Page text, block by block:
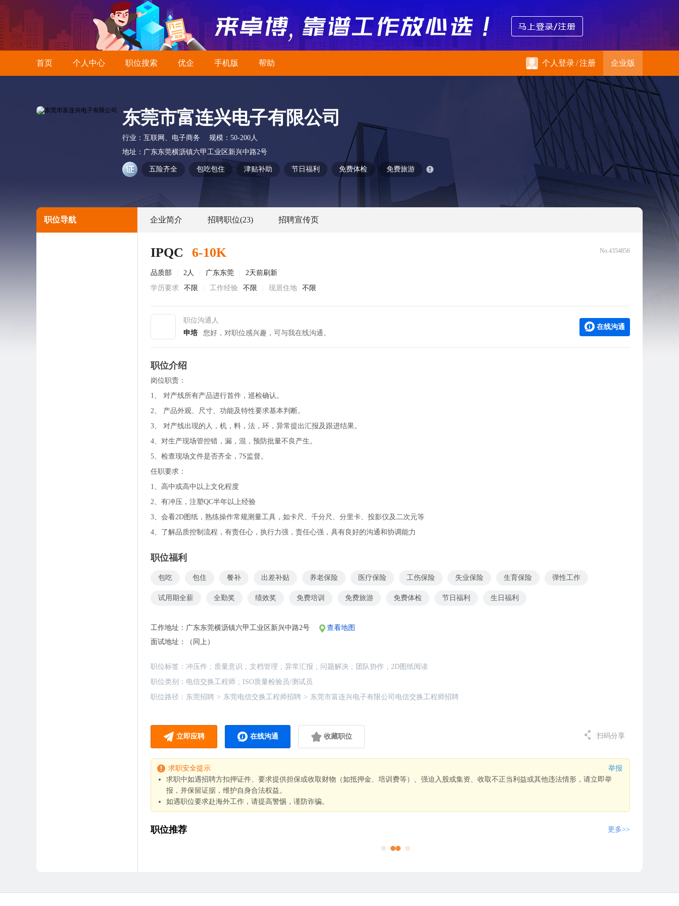
首页 个人中心 职位搜索 优企 手机版 帮助 个人登录/注册 企业版
东莞市富连兴电子有限公司
行业： 互联网、电子商务 规模： 50-200人
地址： 广东东莞横沥镇六甲工业区新兴中路2号
五险齐全 包吃包住 津贴补助 节日福利 免费体检 免费旅游
职位导航 企业简介 招聘职位(23) 招聘宣传页
IPQC 6-10K No.4354856
品质部 2人 广东东莞
2天前刷新
学历要求
不限 工作经验 不限 现居住地 不限
职位沟通人
申培
您好，对职位感兴趣，可与我在线沟通。
在线沟通
职位介绍
岗位职责：
1、 对产线所有产品进行首件，巡检确认。
2、 产品外观、尺寸、功能及特性要求基本判断。
3、 对产线出现的人，机，料，法，环，异常提出汇报及跟进结果。
4、对生产现场管控错，漏，混，预防批量不良产生。
5、检查现场文件是否齐全，7S监督。
任职要求：
1、高中或高中以上文化程度
2、有冲压，注塑QC半年以上经验
3、会看2D图纸，熟练操作常规测量工具，如卡尺、千分尺、分里卡、投影仪及二次元等
4、了解品质控制流程，有责任心，执行力强，责任心强，具有良好的沟通和协调能力
职位福利
包吃 包住 餐补 出差补贴 养老保险 医疗保险 工伤保险 失业保险 生育保险 弹性工作
试用期全薪 全勤奖 绩效奖 免费培训 免费旅游 免费体检 节日福利 生日福利
工作地址： 广东东莞横沥镇六甲工业区新兴中路2号
查看地图
面试地址：
（同上）
职位标签： 冲压件 ; 质量意识 ; 文档管理 ; 异常汇报 ; 问题解决 ; 团队协作 ; 2D图纸阅读
职位类别： 电信交换工程师 ; ISO质量检验员/测试员
职位路径： 东莞招聘 > 东莞电信交换工程师招聘 > 东莞市富连兴电子有限公司电信交换工程师招聘
立即应聘 在线沟通 收藏职位 扫码分享
求职安全提示
举报
求职中如遇招聘方扣押证件、要求提供担保或收取财物（如抵押金、培训费等）、强迫入股或集资、收取不正当利益或其他违法情形，请立即举
报，并保留证据，维护自身合法权益。
如遇职位要求赴海外工作，请提高警惕，谨防诈骗。
职位推荐 更多>>